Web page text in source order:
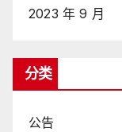
2023 年 9 月
分类
公告